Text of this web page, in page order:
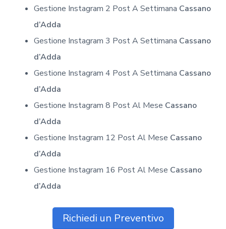
Gestione Instagram 2 Post A Settimana Cassano
d’Adda
Gestione Instagram 3 Post A Settimana Cassano
d’Adda
Gestione Instagram 4 Post A Settimana Cassano
d’Adda
Gestione Instagram 8 Post Al Mese Cassano
d’Adda
Gestione Instagram 12 Post Al Mese Cassano
d’Adda
Gestione Instagram 16 Post Al Mese Cassano
d’Adda
Richiedi un Preventivo